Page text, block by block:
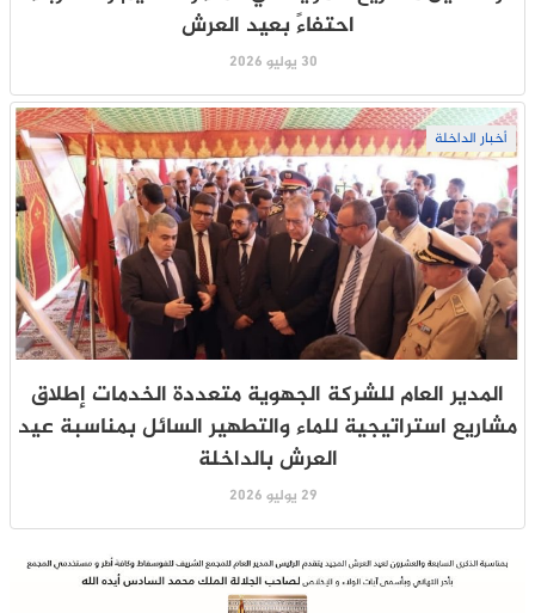
احتفاءً بعيد العرش
30 يوليو 2026
أخبار الداخلة
المدير العام للشركة الجهوية متعددة الخدمات إطلاق
مشاريع استراتيجية للماء والتطهير السائل بمناسبة عيد
العرش بالداخلة
29 يوليو 2026